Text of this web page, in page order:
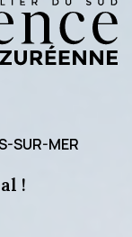
SUR-MER
!